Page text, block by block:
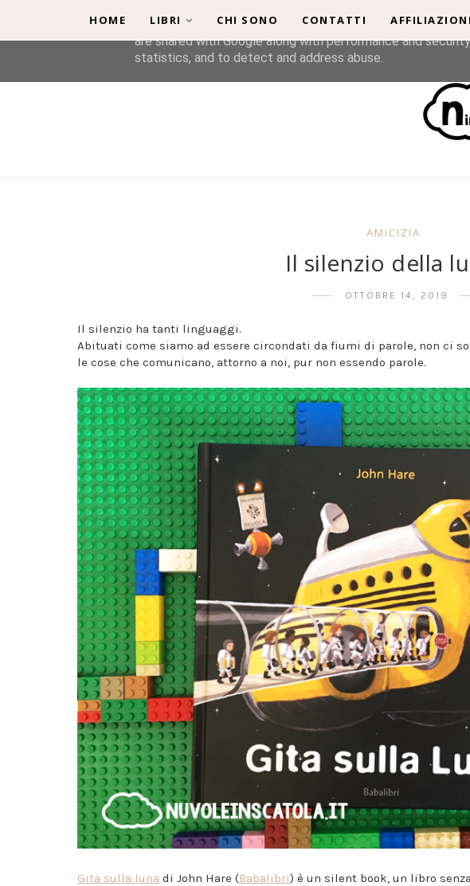
HOME LIBRI CHI SONO CONTATTI
AMICIZIA
Il silenzio della
OTTOBRE 14, 2019
Il silenzio ha tanti linguaggi.
Abituati come siamo ad essere circondati da fiumi di parole, non ci
le cose che comunicano, attorno a noi, pur non essendo parole.
Gita sulla luna di John Hare (Babalibri) è un silent book, un libro
This site uses cookies from Google to deliver its services
are shared with Google along with performance and
statistics, and to detect and address abuse.